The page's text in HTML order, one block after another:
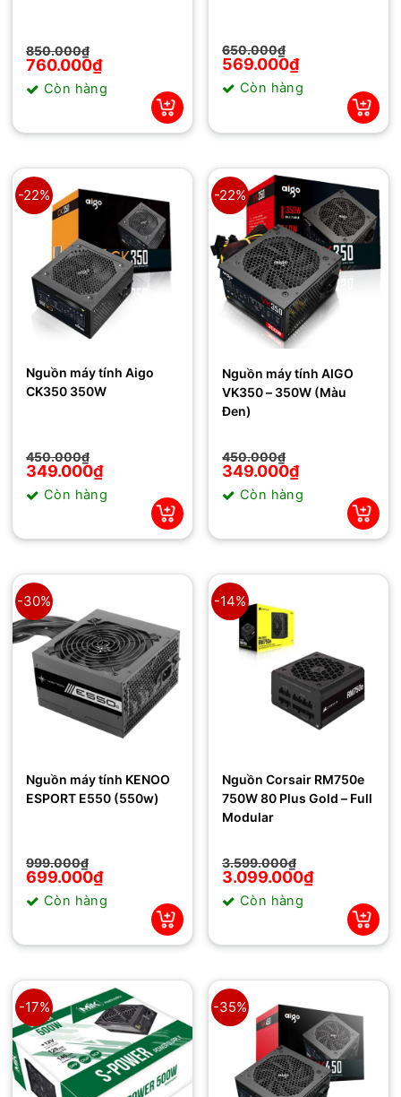
850.000₫
Giá
gốc
là:
850.000₫.
760.000₫
Giá
hiện
tại
là: Còn hàng
650.000₫
Giá
gốc
là:
650.000₫.
569.000₫
Giá
hiện
tại
là: Còn hàng
-22%
Nguồn máy tính Aigo
CK350 350W
450.000₫
Giá
gốc
là:
450.000₫.
349.000₫
Giá
hiện
tại
là: Còn hàng
-22%
Nguồn máy tính AIGO
VK350 – 350W (Màu
Đen)
450.000₫
Giá
gốc
là:
450.000₫.
349.000₫
Giá
hiện
tại
là: Còn hàng
-30%
Nguồn máy tính KENOO
ESPORT E550 (550w)
999.000₫
Giá
gốc
là:
999.000₫.
699.000₫
Giá
hiện
tại
là: Còn hàng
-14%
Nguồn Corsair RM750e
750W 80 Plus Gold – Full
Modular
3.599.000₫
Giá
gốc
là:
3.599.000₫.
3.099.000₫
Giá
hiện
tại
là: Còn hàng
-17% -35%